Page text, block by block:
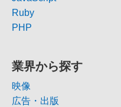
Ruby
PHP
業界から探す
映像
広告・出版